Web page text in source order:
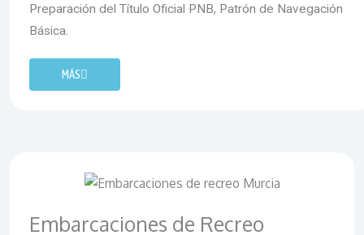
Preparación del Título Oficial PNB, Patrón de Navegación
Básica.
MÁS
Embarcaciones de Recreo